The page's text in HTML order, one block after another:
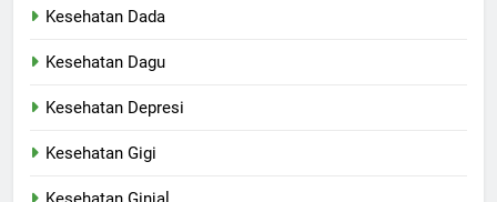
Kesehatan Dada
Kesehatan Dagu
Kesehatan Depresi
Kesehatan Gigi